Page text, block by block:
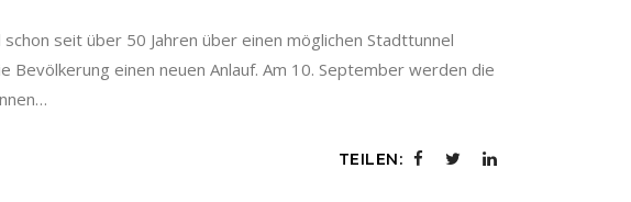
seit über 50 Jahren über einen möglichen Stadttunnel
einen neuen Anlauf. Am 10. September werden die
TEILEN: